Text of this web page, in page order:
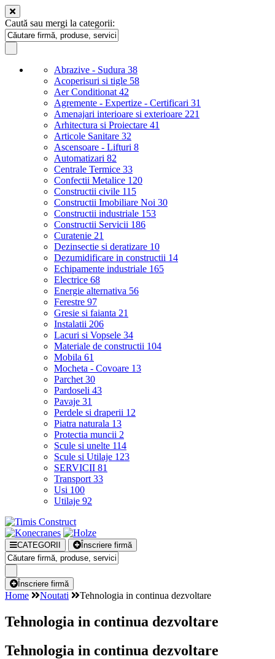
Caută sau mergi la categorii:
Abrazive - Sudura 38
Acoperisuri si tigle 58
Aer Conditionat 42
Agremente - Expertize - Certificari 31
Amenajari interioare si exterioare 221
Arhitectura si Proiectare 41
Articole Sanitare 32
Ascensoare - Lifturi 8
Automatizari 82
Centrale Termice 33
Confectii Metalice 120
Constructii civile 115
Constructii Imobiliare Noi 30
Constructii industriale 153
Constructii Servicii 186
Curatenie 21
Dezinsectie si deratizare 10
Dezumidificare in constructii 14
Echipamente industriale 165
Electrice 68
Energie alternativa 56
Ferestre 97
Gresie si faianta 21
Instalatii 206
Lacuri si Vopsele 34
Materiale de constructii 104
Mobila 61
Mocheta - Covoare 13
Parchet 30
Pardoseli 43
Pavaje 31
Perdele si draperii 12
Piatra naturala 13
Protectia muncii 2
Scule si unelte 114
Scule si Utilaje 123
SERVICII 81
Transport 33
Usi 100
Utilaje 92
CATEGORII Înscriere firmă
Înscriere firmă
Home Noutati Tehnologia in continua dezvoltare
Tehnologia in continua dezvoltare
Tehnologia in continua dezvoltare